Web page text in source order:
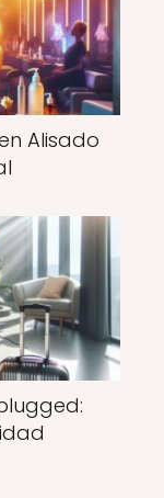
Alisado